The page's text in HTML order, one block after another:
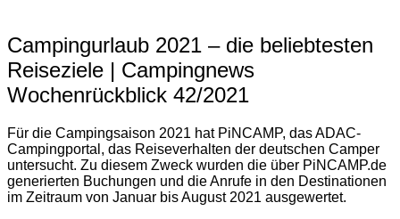
Campingurlaub 2021 – die beliebtesten
Reiseziele | Campingnews
Wochenrückblick 42/2021
Für die Campingsaison 2021 hat PiNCAMP, das ADAC-
Campingportal, das Reiseverhalten der deutschen Camper
untersucht. Zu diesem Zweck wurden die über PiNCAMP.de
generierten Buchungen und die Anrufe in den Destinationen
im Zeitraum von Januar bis August 2021 ausgewertet.